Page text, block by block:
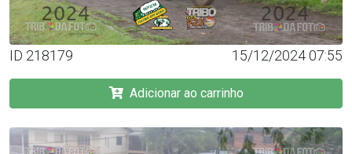
ID 218179 15/12/2024 07:55
Adicionar ao carrinho